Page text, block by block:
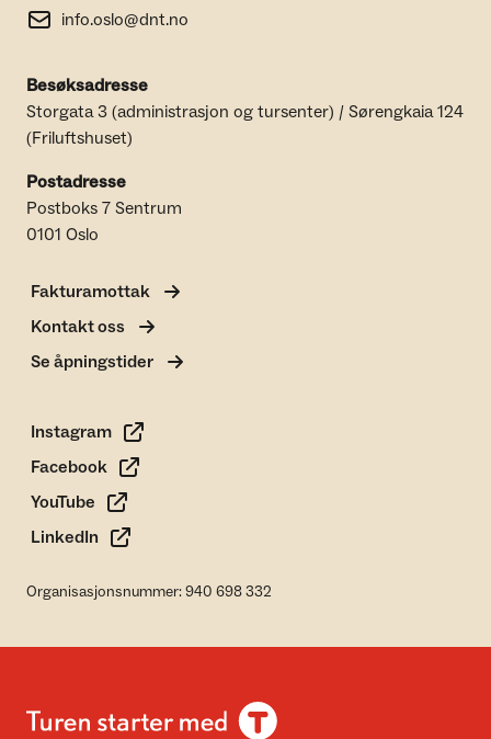
info.oslo@dnt.no
Besøksadresse
Storgata 3 (administrasjon og tursenter) / Sørengkaia 124
(Friluftshuset)
Postadresse
Postboks 7 Sentrum
0101 Oslo
Fakturamottak
Kontakt oss
Se åpningstider
Instagram
Facebook
YouTube
LinkedIn
Organisasjonsnummer: 940 698 332